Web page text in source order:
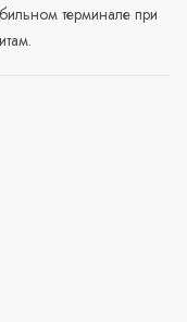
терминале при